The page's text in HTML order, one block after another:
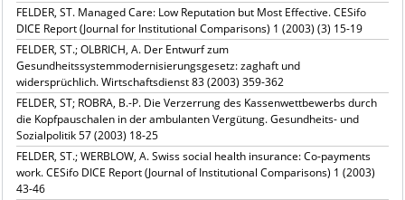
FELDER, ST. Managed Care: Low Reputation but Most Effective. CESifo
DICE Report (Journal for Institutional Comparisons) 1 (2003) (3) 15-19
FELDER, ST.; OLBRICH, A. Der Entwurf zum
Gesundheitssystemmodernisierungsgesetz: zaghaft und
widersprüchlich. Wirtschaftsdienst 83 (2003) 359-362
FELDER, ST; ROBRA, B.-P. Die Verzerrung des Kassenwettbewerbs durch
die Kopfpauschalen in der ambulanten Vergütung. Gesundheits- und
Sozialpolitik 57 (2003) 18-25
FELDER, ST.; WERBLOW, A. Swiss social health insurance: Co-payments
work. CESifo DICE Report (Journal of Institutional Comparisons) 1 (2003)
43-46